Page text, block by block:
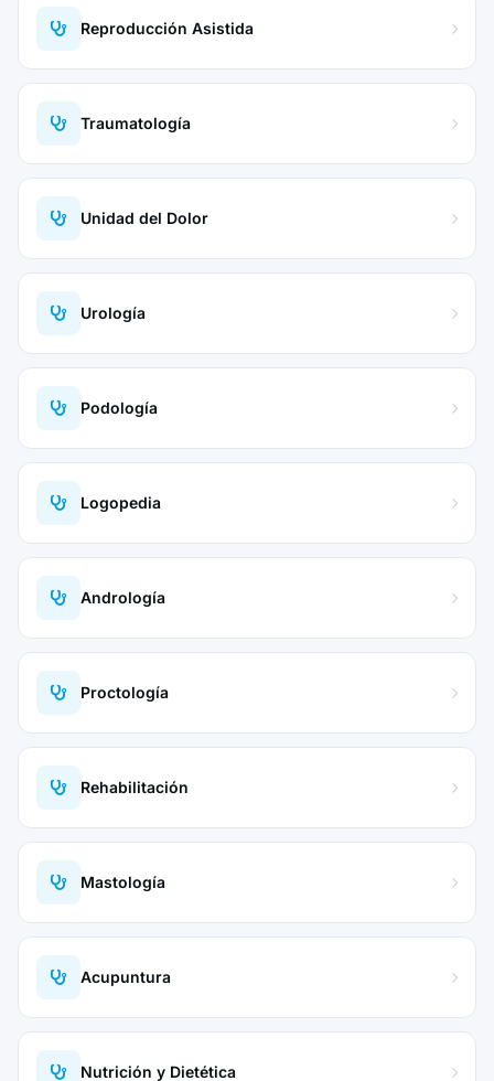
Reproducción Asistida
Traumatología
Unidad del Dolor
Urología
Podología
Logopedia
Andrología
Proctología
Rehabilitación
Mastología
Acupuntura
Nutrición y Dietética